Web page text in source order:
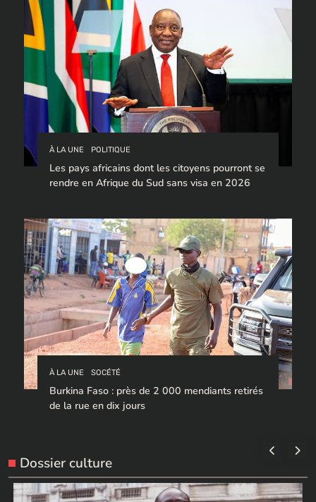
À LA UNE POLITIQUE
Les pays africains dont les citoyens pourront se
rendre en Afrique du Sud sans visa en 2026
À LA UNE SOCÉTÉ
Burkina Faso : près de 2 000 mendiants retirés
de la rue en dix jours
Dossier culture